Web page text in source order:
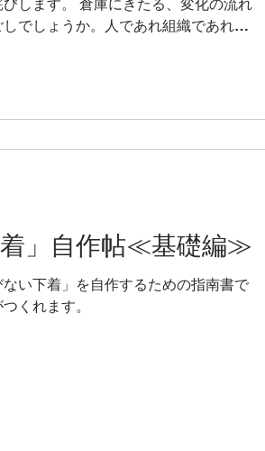
します。 倉庫にきたる、変化の流れ
でしょうか。人であれ組織であれ、
ごせなくなったのです） 現状起こり
倉庫のサイトやSHOP運営にもこれ
がでてきました。 今回はそれがどの
お伝えします。 （現時点でお知らせ
1: ONLINE SHOP について 2: 当
の公開範囲と閉鎖について 3: 2026年
いて 1：ONLINE SHOP について 新
」STORE...
着」自作帖≪基礎編≫
い下着」を自作するための指南書で
くれます。